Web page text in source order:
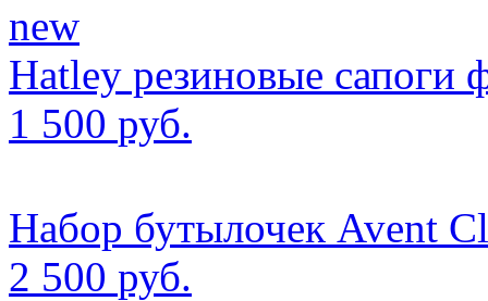
new
Hatley резиновые сапоги
1 500 руб.
Набор бутылочек Avent
2 500 руб.